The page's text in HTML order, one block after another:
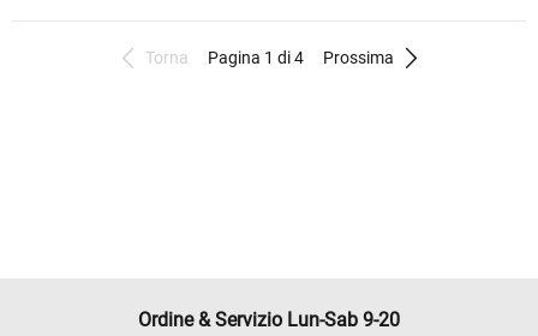
Torna Pagina 1 di 4 Prossima
Ordine & Servizio Lun-Sab 9-20